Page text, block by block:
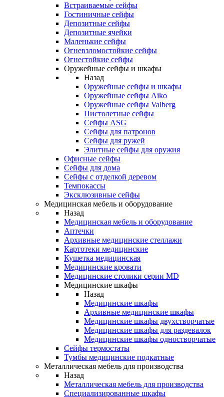
Встраиваемые сейфы
Гостиничные сейфы
Депозитные сейфы
Депозитные ячейки
Маленькие сейфы
Огневзломостойкие сейфы
Огнестойкие сейфы
Оружейные сейфы и шкафы
Назад
Оружейные сейфы и шкафы
Оружейные сейфы Aiko
Оружейные сейфы Valberg
Пистолетные сейфы
Сейфы ASG
Сейфы для патронов
Сейфы для ружей
Элитные сейфы для оружия
Офисные сейфы
Сейфы для дома
Сейфы с отделкой деревом
Темпокассы
Эксклюзивные сейфы
Медицинская мебель и оборудование
Назад
Медицинская мебель и оборудование
Аптечки
Архивные медицинские стеллажи
Картотеки медицинские
Кушетка медицинская
Медицинские кровати
Медицинские столики серии MD
Медицинские шкафы
Назад
Медицинские шкафы
Архивные медицинские шкафы
Медицинские шкафы двухстворчатые
Медицинские шкафы для раздевалок
Медицинские шкафы одностворчатые
Сейфы термостаты
Тумбы медицинские подкатные
Металлическая мебель для производства
Назад
Металлическая мебель для производства
Cпециализированные шкафы